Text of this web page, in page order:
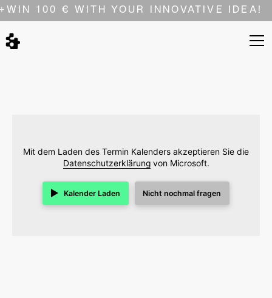
WIN 100 € WITH YOUR INNOVATIVE IDEA!
Mit dem Laden des Termin Kalenders akzeptieren Sie die
Datenschutzerklärungvon Microsoft.
Kalender Laden Nicht nochmal fragen